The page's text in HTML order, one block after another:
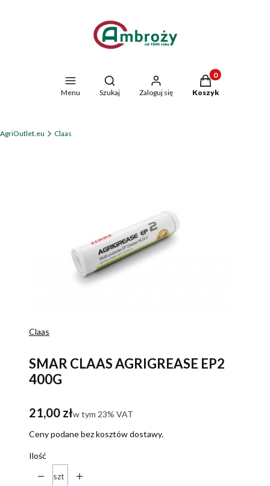
Menu
Otwórz wyszukiwarkę
Szukaj Zaloguj się
Produkty w
Koszyk
AgriOutlet.eu Claas
Claas
SMAR CLAAS AGRIGREASE EP2
400G
Cena
21,00 złw tym 23% VAT
w tym 23% VAT
Ceny podane bez kosztów dostawy.
Ilość
szt